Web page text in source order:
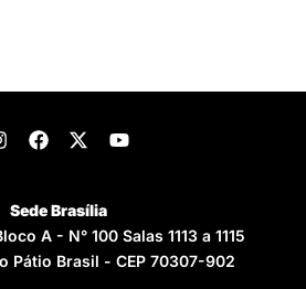
Sede Brasília
A - N° 100 Salas 1113 a 1115
Pátio Brasil - CEP 70307-902